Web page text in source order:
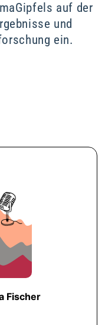
auf der
und
ein.